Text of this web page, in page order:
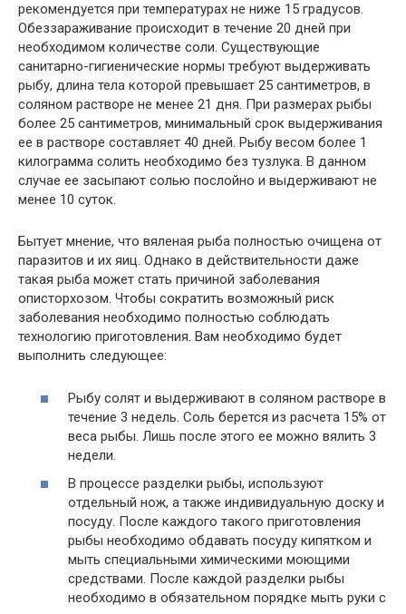
рекомендуется при температурах не ниже 15 градусов.
Обеззараживание происходит в течение 20 дней при
необходимом количестве соли. Существующие
санитарно-гигиенические нормы требуют выдерживать
рыбу, длина тела которой превышает 25 сантиметров, в
соляном растворе не менее 21 дня. При размерах рыбы
более 25 сантиметров, минимальный срок выдерживания
ее в растворе составляет 40 дней. Рыбу весом более 1
килограмма солить необходимо без тузлука. В данном
случае ее засыпают солью послойно и выдерживают не
менее 10 суток.
Бытует мнение, что вяленая рыба полностью очищена от
паразитов и их яиц. Однако в действительности даже
такая рыба может стать причиной заболевания
описторхозом. Чтобы сократить возможный риск
заболевания необходимо полностью соблюдать
технологию приготовления. Вам необходимо будет
выполнить следующее:
Рыбу солят и выдерживают в соляном растворе в
течение 3 недель. Соль берется из расчета 15% от
веса рыбы. Лишь после этого ее можно вялить 3
недели.
В процессе разделки рыбы, используют
отдельный нож, а также индивидуальную доску и
посуду. После каждого такого приготовления
рыбы необходимо обдавать посуду кипятком и
мыть специальными химическими моющими
средствами. После каждой разделки рыбы
необходимо в обязательном порядке мыть руки с